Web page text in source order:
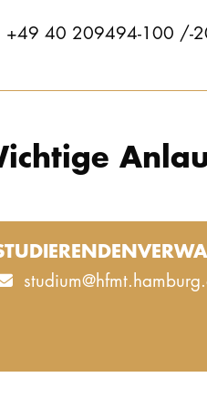
+49 40 209494-100 /-